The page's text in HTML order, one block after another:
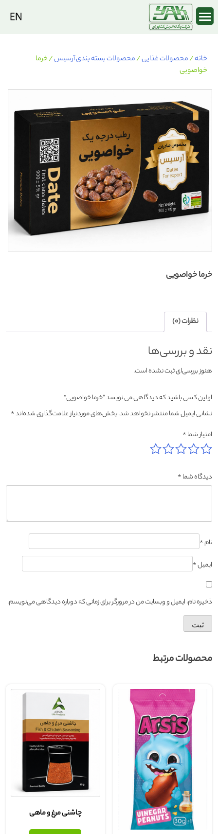
Skip
content
خانه/محصولات غذایی/محصولات بسته بندی آرسیس/ خرما
خواصویی
خرما خواصویی
نظرات (0)
نقد و بررسی‌ها
هنوز بررسی‌ای ثبت نشده است.
اولین کسی باشید که دیدگاهی می نویسد “خرما خواصویی”
نشانی ایمیل شما منتشر نخواهد شد.بخش‌های موردنیاز علامت‌گذاری شده‌اند*
امتیاز شما*
دیدگاه شما*
نام*
ایمیل*
ذخیره نام، ایمیل و وبسایت من در مرورگر برای زمانی که دوباره دیدگاهی می‌نویسم.
محصولات مرتبط
چاشنی مرغ و ماهی